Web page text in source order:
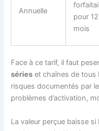
Annuelle
pour 12
mois
Face à ce tarif, il faut
séries et chaînes de
risques documentés par
problèmes d’activation,
La valeur perçue baisse